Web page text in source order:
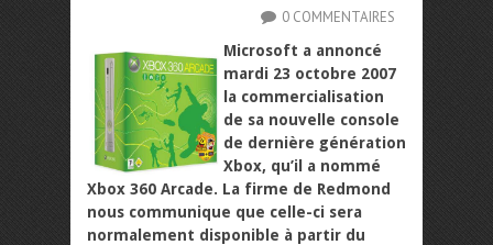
0 COMMENTAIRES
Microsoft a annoncé
mardi 23 octobre 2007
la commercialisation
de sa nouvelle console
de dernière génération
Xbox, qu’il a nommé
Xbox 360 Arcade. La firme de Redmond
nous communique que celle-ci sera
normalement disponible à partir du